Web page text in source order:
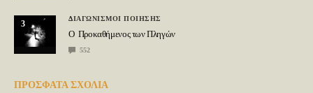
3
ΔΙΑΓΩΝΙΣΜΟΙ ΠΟΙΗΣΗΣ
Ο Προκαθήμενος των Πληγών
552
ΠΡΟΣΦΑΤΑ ΣΧΟΛΙΑ